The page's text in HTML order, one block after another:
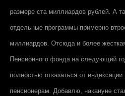
размере ста миллиардов рублей. А
отдельные программы примерно
миллиардов. Отсюда и более
Пенсионного фонда на следующий
полностью отказаться от
пенсионерам. Добавлю, накануне